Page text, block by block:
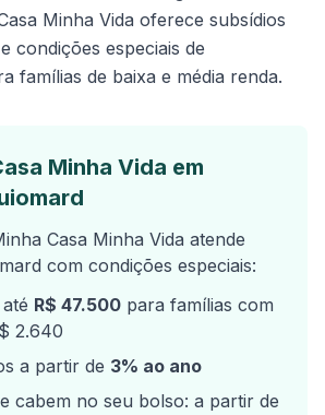
Minha Vida oferece subsídios
condições especiais de
famílias de baixa e média renda.
Minha Vida em
Casa Minha Vida atende
com condições especiais:
R$ 47.500 para famílias com
2.640
a partir de 3% ao ano
cabem no seu bolso: a partir de